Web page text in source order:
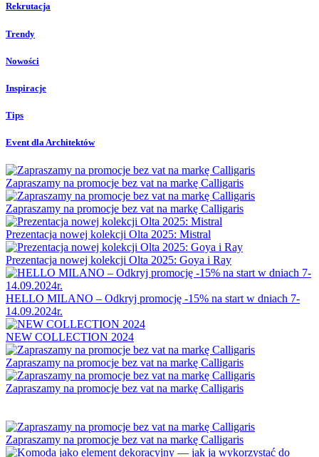
Rekrutacja
Trendy
Nowości
Inspiracje
Tips
Event dla Architektów
Zapraszamy na promocje bez vat na markę Calligaris
Zapraszamy na promocje bez vat na markę Calligaris
Prezentacja nowej kolekcji Olta 2025: Mistral
Prezentacja nowej kolekcji Olta 2025: Goya i Ray
HELLO MILANO – Odkryj promocję -15% na start w dniach 7-
14.09.2024r.
NEW COLLECTION 2024
Zapraszamy na promocje bez vat na markę Calligaris
Zapraszamy na promocje bez vat na markę Calligaris
Zapraszamy na promocje bez vat na markę Calligaris